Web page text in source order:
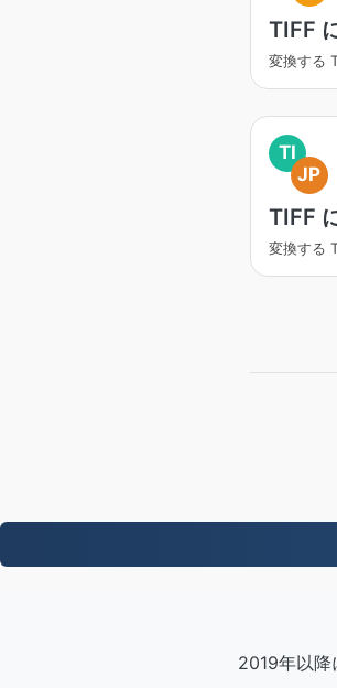
TIFF
変換する
TI
JP
TIFF
変換する
2019年以降